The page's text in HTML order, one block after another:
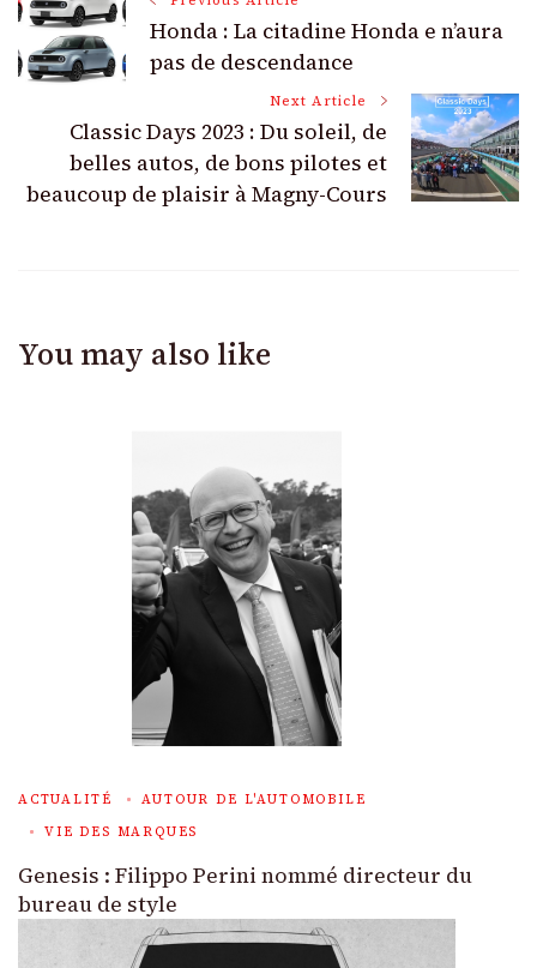
Navigation
Honda : La citadine Honda e n’aura
pas de descendance
Next Article
Classic Days 2023 : Du soleil, de
belles autos, de bons pilotes et
beaucoup de plaisir à Magny-Cours
You may also like
ACTUALITÉ
AUTOUR DE L'AUTOMOBILE
VIE DES MARQUES
Genesis : Filippo Perini nommé directeur du
bureau de style